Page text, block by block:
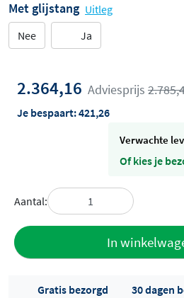
Met glijstang Uitleg
Nee
Ja
2.364,16 Adviesprijs
Je bespaart:421,26
Verwachte
Of kies je
Aantal:
In
Gratis bezorgd
30 dagen